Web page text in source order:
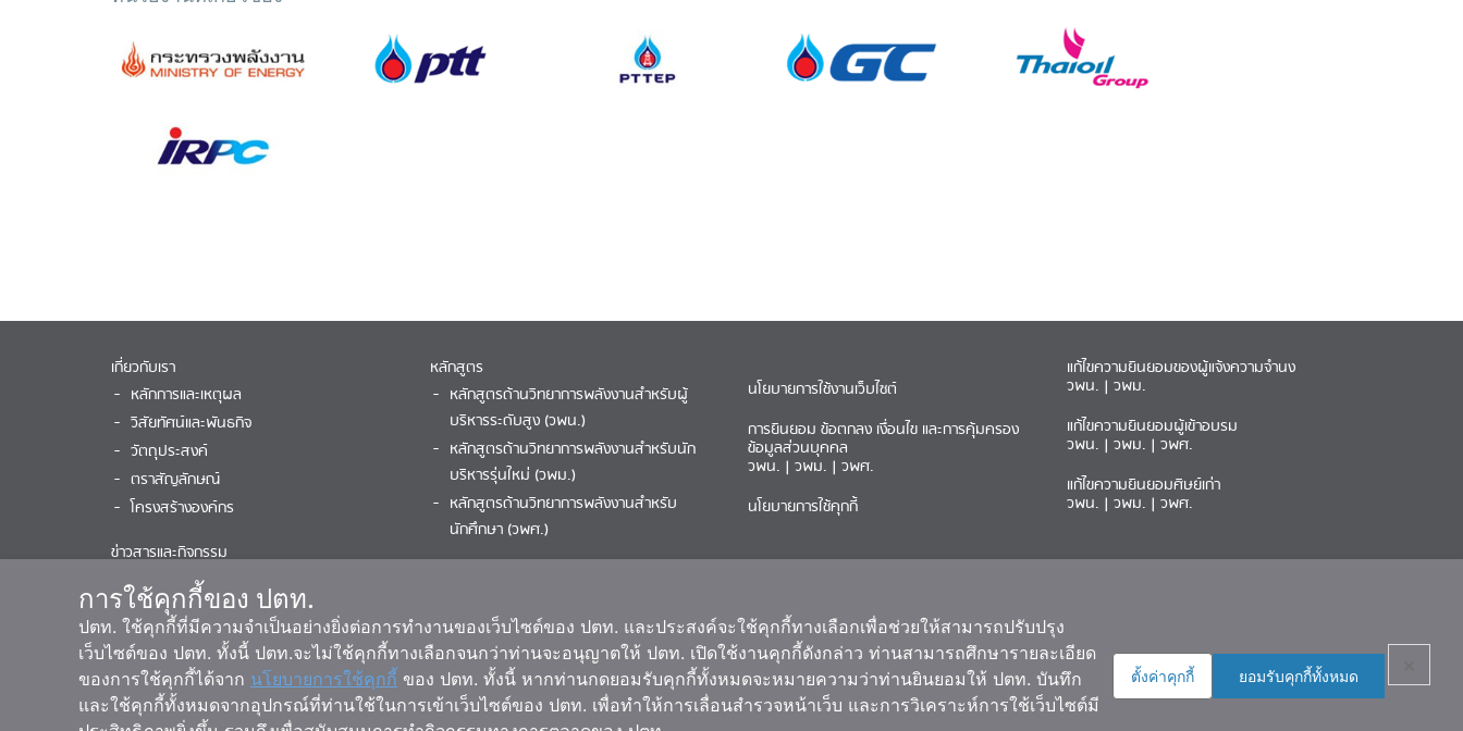
เกี่ยวกับเรา
หลักการและเหตุผล
วิสัยทัศน์และพันธกิจ
วัตถุประสงค์
ตราสัญลักษณ์
โครงสร้างองค์กร
ข่าวสารและกิจกรรม
ปฏิทินกิจกรรม
พลังงานน่ารู้
ติดต่อเรา
หลักสูตร
หลักสูตรด้านวิทยาการพลังงานสำหรับผู้
บริหารระดับสูง (วพน.)
หลักสูตรด้านวิทยาการพลังงานสำหรับนัก
บริหารรุ่นใหม่ (วพม.)
หลักสูตรด้านวิทยาการพลังงานสำหรับ
นักศึกษา (วพศ.)
นโยบายการใช้งานเว็บไซต์
การยินยอม ข้อตกลง เงื่อนไข และการคุ้มครอง
ข้อมูลส่วนบุคคล
วพน. | วพม. | วพศ.
นโยบายการใช้คุกกี้
แก้ไขความยินยอมของผู้แจ้งความจำนง
วพน. | วพม.
แก้ไขความยินยอมผู้เข้าอบรม
วพน. | วพม. | วพศ.
แก้ไขความยินยอมศิษย์เก่า
วพน. | วพม. | วพศ.
การใช้คุกกี้ของ ปตท.
ปตท. ใช้คุกกี้ที่มีความจำเป็นอย่างยิ่งต่อการทำงานของเว็บไซต์ของ ปตท. และประสงค์จะใช้คุกกี้ทางเลือกเพื่อช่วยให้สามารถปรับปรุง
เว็บไซต์ของ ปตท. ทั้งนี้ ปตท.จะไม่ใช้คุกกี้ทางเลือกจนกว่าท่านจะอนุญาตให้ ปตท. เปิดใช้งานคุกกี้ดังกล่าว ท่านสามารถศึกษารายละเอียด
ของการใช้คุกกี้ได้จาก นโยบายการใช้คุกกี้ ของ ปตท. ทั้งนี้ หากท่านกดยอมรับคุกกี้ทั้งหมดจะหมายความว่าท่านยินยอมให้ ปตท. บันทึก
และใช้คุกกี้ทั้งหมดจากอุปกรณ์ที่ท่านใช้ในการเข้าเว็บไซต์ของ ปตท. เพื่อทำให้การเลื่อนสำรวจหน้าเว็บ และการวิเคราะห์การใช้เว็บไซต์มี
ตั้งค่าคุกกี้ ยอมรับคุกกี้ทั้งหมด